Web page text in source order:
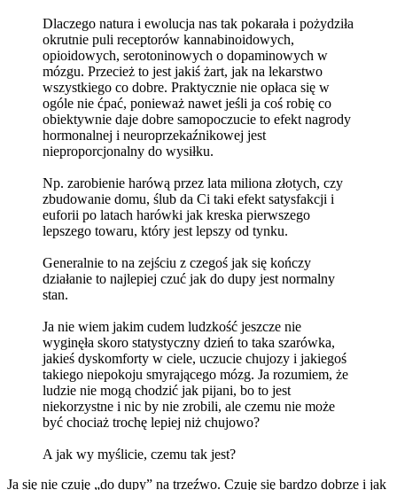
Dlaczego natura i ewolucja nas tak pokarała i pożydziła
okrutnie puli receptorów kannabinoidowych,
opioidowych, serotoninowych o dopaminowych w
mózgu. Przecież to jest jakiś żart, jak na lekarstwo
wszystkiego co dobre. Praktycznie nie opłaca się w
ogóle nie ćpać, ponieważ nawet jeśli ja coś robię co
obiektywnie daje dobre samopoczucie to efekt nagrody
hormonalnej i neuroprzekaźnikowej jest
nieproporcjonalny do wysiłku.
Np. zarobienie harówą przez lata miliona złotych, czy
zbudowanie domu, ślub da Ci taki efekt satysfakcji i
euforii po latach harówki jak kreska pierwszego
lepszego towaru, który jest lepszy od tynku.
Generalnie to na zejściu z czegoś jak się kończy
działanie to najlepiej czuć jak do dupy jest normalny
stan.
Ja nie wiem jakim cudem ludzkość jeszcze nie
wyginęła skoro statystyczny dzień to taka szarówka,
jakieś dyskomforty w ciele, uczucie chujozy i jakiegoś
takiego niepokoju smyrającego mózg. Ja rozumiem, że
ludzie nie mogą chodzić jak pijani, bo to jest
niekorzystne i nic by nie zrobili, ale czemu nie może
być chociaż trochę lepiej niż chujowo?
A jak wy myślicie, czemu tak jest?
Ja się nie czuję „do dupy” na trzeźwo. Czuję się bardzo dobrze i jak